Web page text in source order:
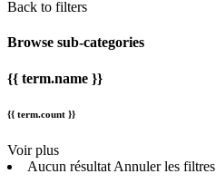
Back to filters
Browse sub-categories
{{ term.name }}
{{ term.count }}
Voir plus
Aucun résultatAnnuler les filtres